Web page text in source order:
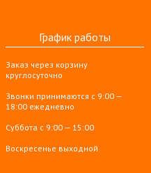
График работы
Заказ через корзину
круглосуточно
Звонки принимаются с 9:00 —
18:00 ежедневно
Суббота с 9:00 — 15:00
Воскресенье выходной